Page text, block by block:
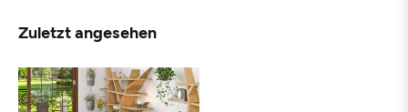
Zuletzt angesehen